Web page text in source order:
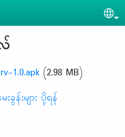
1.0.apk (2.98 MB)
န်းများ ပို့ရန်